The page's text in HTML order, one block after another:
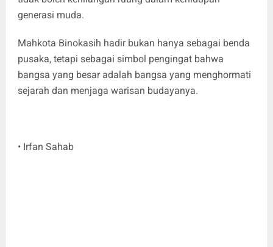
generasi muda.
Mahkota Binokasih hadir bukan hanya sebagai benda
pusaka, tetapi sebagai simbol pengingat bahwa
bangsa yang besar adalah bangsa yang menghormati
sejarah dan menjaga warisan budayanya.
• Irfan Sahab